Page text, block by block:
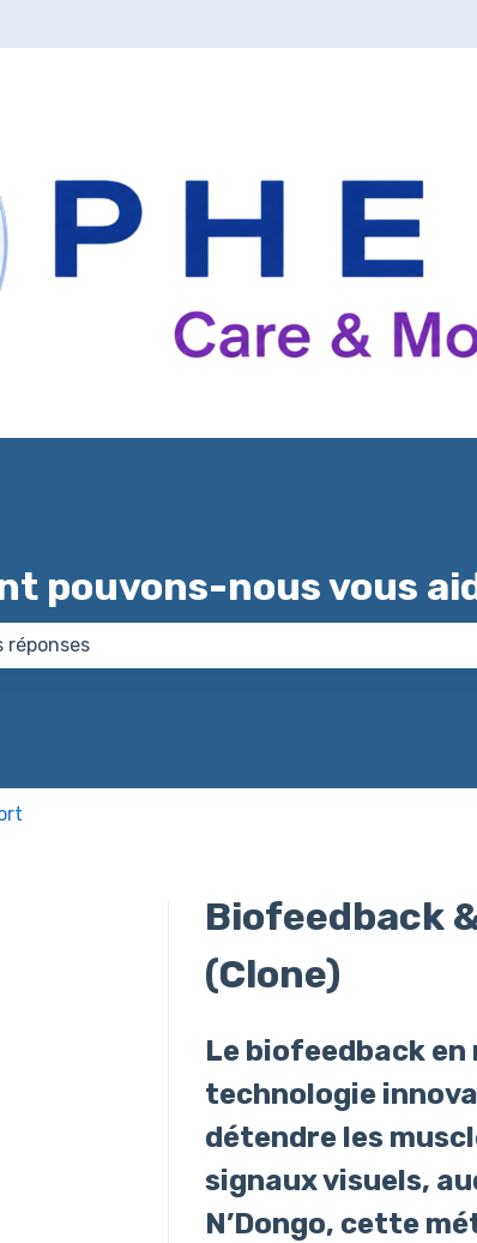
les traductions
pouvons-nous vous
Biofeedback
(Clone)
Le biofeedback
technologie
détendre les
signaux visuels,
N’Dongo, cette